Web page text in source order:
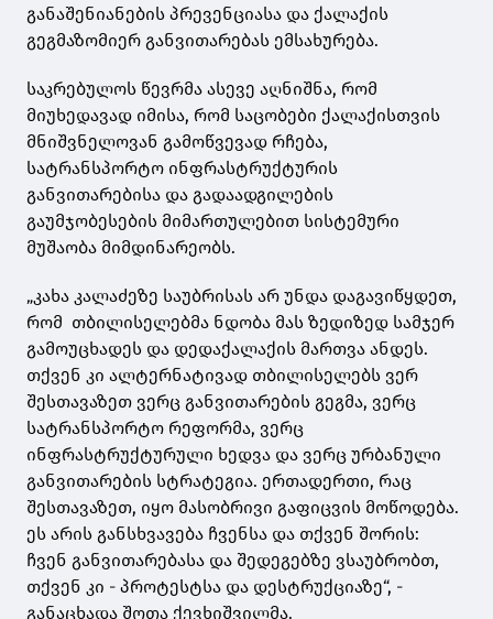
განაშენიანების პრევენციასა და ქალაქის
გეგმაზომიერ განვითარებას ემსახურება.
საკრებულოს წევრმა ასევე აღნიშნა, რომ
მიუხედავად იმისა, რომ საცობები ქალაქისთვის
მნიშვნელოვან გამოწვევად რჩება,
სატრანსპორტო ინფრასტრუქტურის
განვითარებისა და გადაადგილების
გაუმჯობესების მიმართულებით სისტემური
მუშაობა მიმდინარეობს.
„კახა კალაძეზე საუბრისას არ უნდა დაგავიწყდეთ,
რომ თბილისელებმა ნდობა მას ზედიზედ სამჯერ
გამოუცხადეს და დედაქალაქის მართვა ანდეს.
თქვენ კი ალტერნატივად თბილისელებს ვერ
შესთავაზეთ ვერც განვითარების გეგმა, ვერც
სატრანსპორტო რეფორმა, ვერც
ინფრასტრუქტურული ხედვა და ვერც ურბანული
განვითარების სტრატეგია. ერთადერთი, რაც
შესთავაზეთ, იყო მასობრივი გაფიცვის მოწოდება.
ეს არის განსხვავება ჩვენსა და თქვენ შორის:
ჩვენ განვითარებასა და შედეგებზე ვსაუბრობთ,
თქვენ კი - პროტესტსა და დესტრუქციაზე“, -
განაცხადა შოთა ქევხიშვილმა.